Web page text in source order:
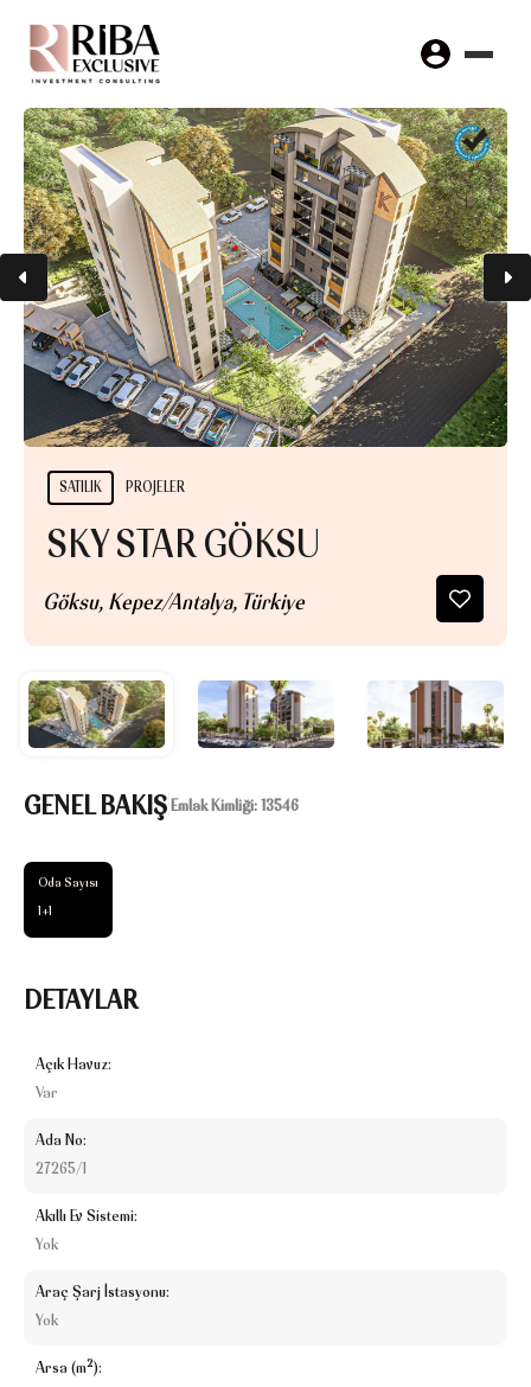
SATILIK PROJELER
SKY STAR GÖKSU
Göksu, Kepez/Antalya, Türkiye
GENEL BAKIŞ Emlak Kimliği: 13546
Oda Sayısı
1+1
DETAYLAR
Açık Havuz:
Var
Ada No:
27265/1
Akıllı Ev Sistemi:
Yok
Araç Şarj İstasyonu:
Yok
Arsa (m²):